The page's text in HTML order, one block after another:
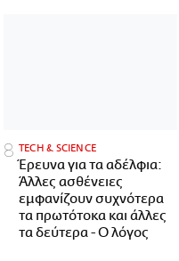
ΤECH & SCIENCE
Έρευνα για τα αδέλφια:
Άλλες ασθένειες
εμφανίζουν συχνότερα
τα πρωτότοκα και άλλες
τα δεύτερα - Ο λόγος